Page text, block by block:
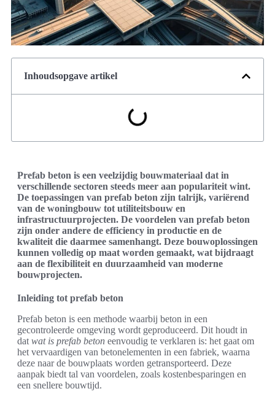
Inhoudsopgave artikel
Prefab beton is een veelzijdig bouwmateriaal dat in
verschillende sectoren steeds meer aan populariteit wint.
De toepassingen van prefab beton zijn talrijk, variërend
van de woningbouw tot utiliteitsbouw en
infrastructuurprojecten. De voordelen van prefab beton
zijn onder andere de efficiency in productie en de
kwaliteit die daarmee samenhangt. Deze bouwoplossingen
kunnen volledig op maat worden gemaakt, wat bijdraagt
aan de flexibiliteit en duurzaamheid van moderne
bouwprojecten.
Inleiding tot prefab beton
Prefab beton is een methode waarbij beton in een
gecontroleerde omgeving wordt geproduceerd. Dit houdt in
dat wat is prefab beton eenvoudig te verklaren is: het gaat om
het vervaardigen van betonelementen in een fabriek, waarna
deze naar de bouwplaats worden getransporteerd. Deze
aanpak biedt tal van voordelen, zoals kostenbesparingen en
een snellere bouwtijd.